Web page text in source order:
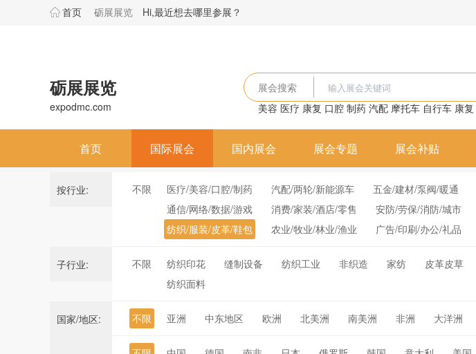
首页 砺展展览 Hi,最近想去哪里参展？
砺展展览
expodmc.com
展会搜索
美容 医疗 康复 口腔 制药 汽配 摩托车 自行车 康复
首页 国际展会 国内展会 展会专题 展会补贴
按行业: 不限 医疗/美容/口腔/制药 汽配/两轮/新能源车 五金/建材/泵阀/暖通
通信/网络/数据/游戏
消费/家装/酒店/零售 安防/劳保/消防/城市
纺织/服装/皮革/鞋包
农业/牧业/林业/渔业 广告/印刷/办公/礼品
子行业: 不限 纺织印花 缝制设备 纺织工业 非织造 家纺 皮革皮草
纺织面料
国家/地区: 不限 亚洲 中东地区 欧洲 北美洲 南美洲 非洲 大洋洲